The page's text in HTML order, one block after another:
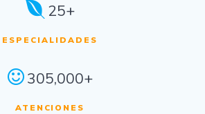
25+
ESPECIALIDADES
305,000+
ATENCIONES